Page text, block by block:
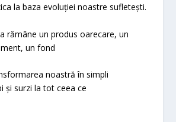
la baza evoluției noastre sufletești.
rămâne un produs oarecare, un
un fond
noastră în simpli
și surzi la tot ceea ce